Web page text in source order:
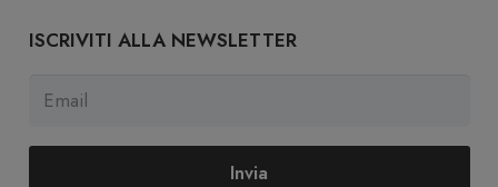
ISCRIVITI ALLA NEWSLETTER
Invia